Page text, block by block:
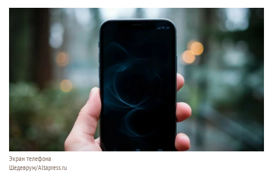
Экран телефона
Шедеврум/Altapress.ru